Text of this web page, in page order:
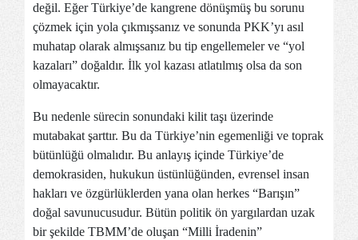
değil. Eğer Türkiye’de kangrene dönüşmüş bu sorunu
çözmek için yola çıkmışsanız ve sonunda PKK’yı asıl
muhatap olarak almışsanız bu tip engellemeler ve “yol
kazaları” doğaldır. İlk yol kazası atlatılmış olsa da son
olmayacaktır.
Bu nedenle sürecin sonundaki kilit taşı üzerinde
mutabakat şarttır. Bu da Türkiye’nin egemenliği ve toprak
bütünlüğü olmalıdır. Bu anlayış içinde Türkiye’de
demokrasiden, hukukun üstünlüğünden, evrensel insan
hakları ve özgürlüklerden yana olan herkes “Barışın”
doğal savunucusudur. Bütün politik ön yargılardan uzak
bir şekilde TBMM’de oluşan “Milli İradenin”